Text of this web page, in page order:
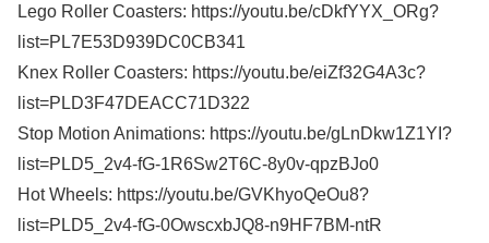
Lego Roller Coasters: https://youtu.be/cDkfYYX_ORg?
list=PL7E53D939DC0CB341
Knex Roller Coasters: https://youtu.be/eiZf32G4A3c?
list=PLD3F47DEACC71D322
Stop Motion Animations: https://youtu.be/gLnDkw1Z1YI?
list=PLD5_2v4-fG-1R6Sw2T6C-8y0v-qpzBJo0
Hot Wheels: https://youtu.be/GVKhyoQeOu8?
list=PLD5_2v4-fG-0OwscxbJQ8-n9HF7BM-ntR